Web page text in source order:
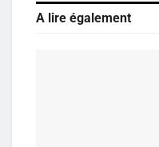
A lire également